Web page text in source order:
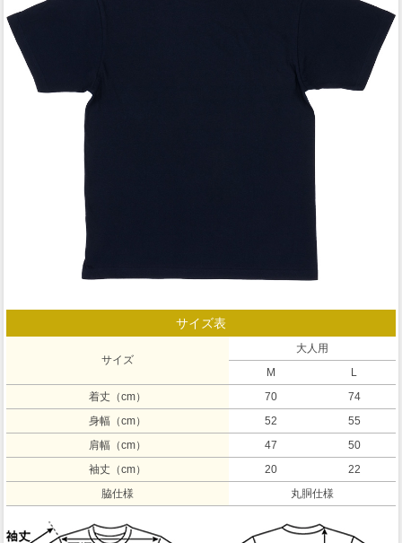
サイズ表
サイズ
大人用
M
L
着丈（cm）
70
74
身幅（cm）
52
55
肩幅（cm）
47
50
袖丈（cm）
20
22
脇仕様
丸胴仕様